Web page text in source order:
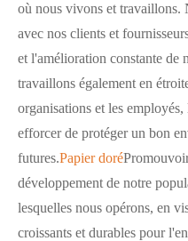
où nous vivons et travaillons.
avec nos clients et
et l'amélioration constante de
travaillons également en
organisations et les
efforcer de protéger un bon
futures.Papier doré
développement de notre
lesquelles nous opérons, en
croissants et durables pour